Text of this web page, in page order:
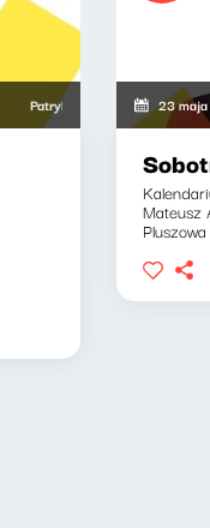
Patryk Rabiega, Weronika23
Mateusz